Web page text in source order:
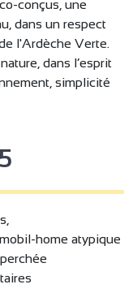
mentale
aide
conçus, une
dans un respect
l'Ardèche Verte.
dans l’esprit
simplicité
home atypique